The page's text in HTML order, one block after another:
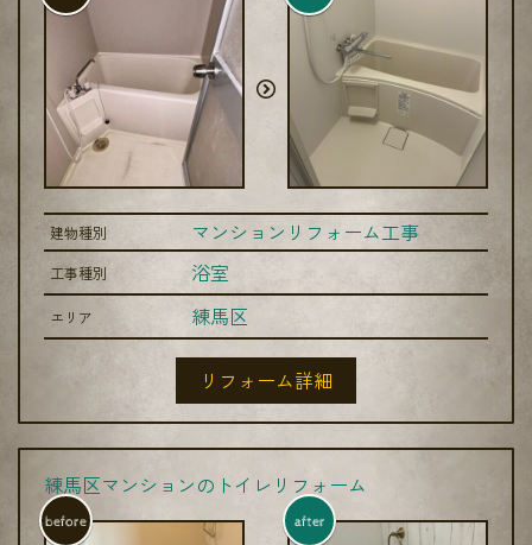
建物種別 マンションリフォーム工事
工事種別 浴室
エリア 練馬区
リフォーム詳細
練馬区マンションのトイレリフォーム
before after